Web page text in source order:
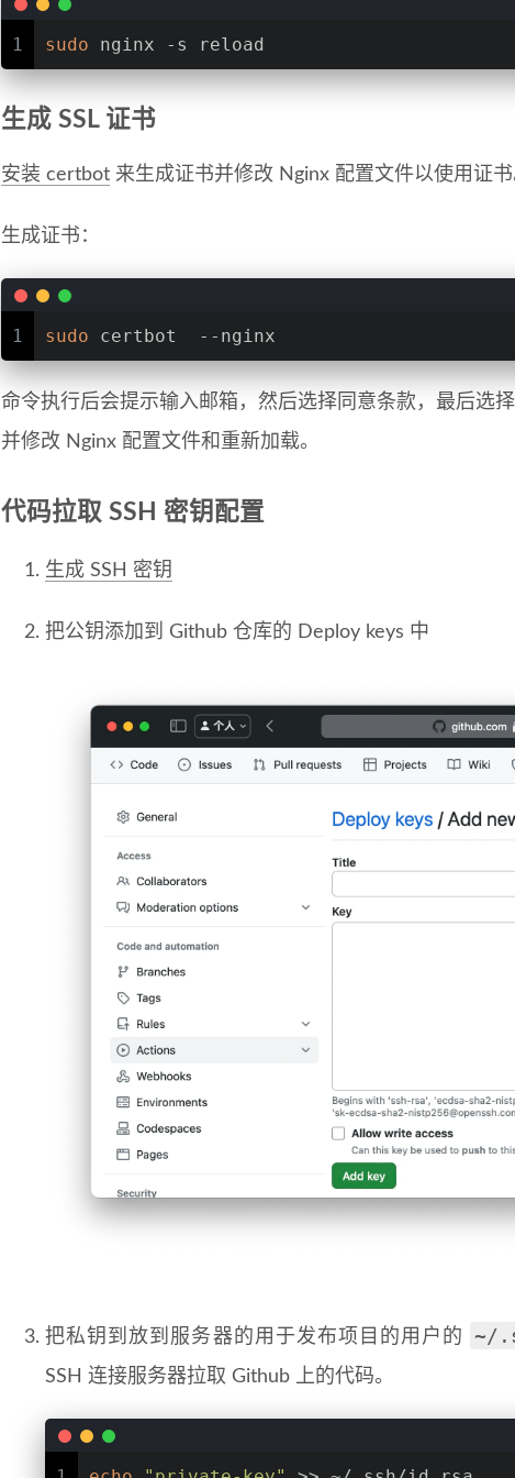
1 sudo nginx -s reload
生成 SSL 证书
安装 certbot 来生成证书并修改 Nginx 配置文件以使用证书
生成证书：
1 sudo certbot  --nginx
命令执行后会提示输入邮箱，然后选择同意条款，最后选
并修改 Nginx 配置文件和重新加载。
代码拉取 SSH 密钥配置
生成 SSH 密钥
把公钥添加到 Github 仓库的 Deploy keys 中
把私钥到放到服务器的用于发布项目的用户的 ~/
SSH 连接服务器拉取 Github 上的代码。